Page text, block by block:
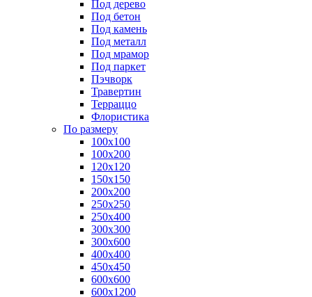
Под дерево
Под бетон
Под камень
Под металл
Под мрамор
Под паркет
Пэчворк
Травертин
Терраццо
Флористика
По размеру
100х100
100х200
120х120
150х150
200х200
250х250
250х400
300х300
300х600
400х400
450х450
600х600
600х1200